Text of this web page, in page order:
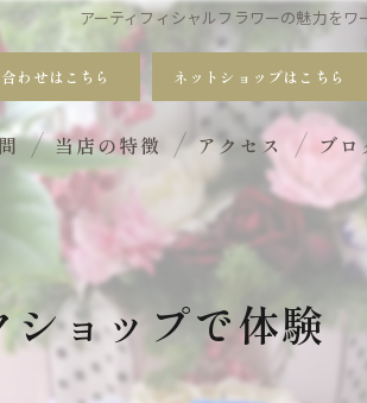
アーティフィシャルフラワーの魅力を
わせはこちら ネットショップはこちら
当店の特徴
おしゃれ
手入れ不要
サブスク
ギフト
アクセス ブロ
ョップで体験